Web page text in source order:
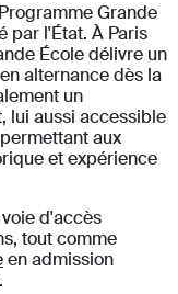
Grande
par l'État. À Paris
École délivre un
alternance dès la
un
lui aussi accessible
aux
et expérience
d'accès
tout comme
en admission